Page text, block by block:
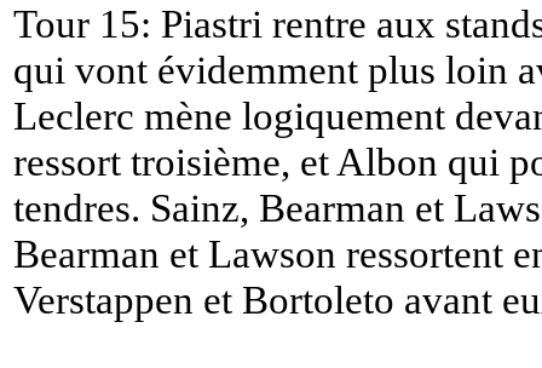
Tour 15: Piastri rentre aux
qui vont évidemment plus loin
Leclerc mène logiquement
ressort troisième, et Albon qui
tendres. Sainz, Bearman et
Bearman et Lawson ressortent
Verstappen et Bortoleto avant